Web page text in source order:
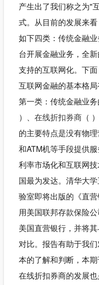
产生出了我们称之为"
式。从目前的发展来
如下四类：传统金融
台开展金融业务，全
支持的互联网化。下
互联网金融的基本格局
第一类：传统金融业
）、 在线折扣券商（
的主要特点是没有物
和ATM机等手段提供
利率市场化和互联网
国最为发达。清华大
验室即将出版的《直
用美国联邦存款保险
美国直营银行，并将
对比。报告有助于我
本的了解和判断，本期
在线折扣券商的发展